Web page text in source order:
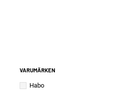
VARUMÄRKEN
Habo